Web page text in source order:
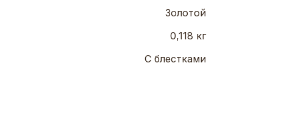
Золотой
0,118 кг
С блестками